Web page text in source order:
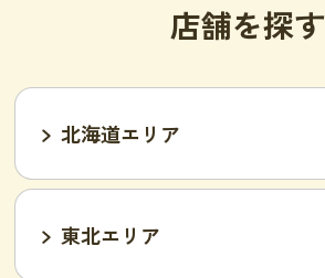
店舗を探す
北海道エリア
東北エリア